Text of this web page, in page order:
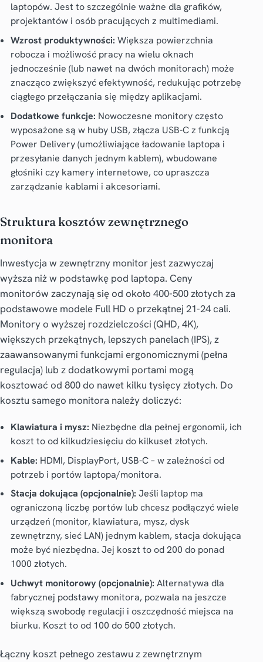
laptopów. Jest to szczególnie ważne dla grafików,
projektantów i osób pracujących z multimediami.
Wzrost produktywności: Większa powierzchnia
robocza i możliwość pracy na wielu oknach
jednocześnie (lub nawet na dwóch monitorach) może
znacząco zwiększyć efektywność, redukując potrzebę
ciągłego przełączania się między aplikacjami.
Dodatkowe funkcje: Nowoczesne monitory często
wyposażone są w huby USB, złącza USB-C z funkcją
Power Delivery (umożliwiające ładowanie laptopa i
przesyłanie danych jednym kablem), wbudowane
głośniki czy kamery internetowe, co upraszcza
zarządzanie kablami i akcesoriami.
Struktura kosztów zewnętrznego
monitora
Inwestycja w zewnętrzny monitor jest zazwyczaj
wyższa niż w podstawkę pod laptopa. Ceny
monitorów zaczynają się od około 400-500 złotych za
podstawowe modele Full HD o przekątnej 21-24 cali.
Monitory o wyższej rozdzielczości (QHD, 4K),
większych przekątnych, lepszych panelach (IPS), z
zaawansowanymi funkcjami ergonomicznymi (pełna
regulacja) lub z dodatkowymi portami mogą
kosztować od 800 do nawet kilku tysięcy złotych. Do
kosztu samego monitora należy doliczyć:
Klawiatura i mysz: Niezbędne dla pełnej ergonomii, ich
koszt to od kilkudziesięciu do kilkuset złotych.
Kable: HDMI, DisplayPort, USB-C – w zależności od
potrzeb i portów laptopa/monitora.
Stacja dokująca (opcjonalnie): Jeśli laptop ma
ograniczoną liczbę portów lub chcesz podłączyć wiele
urządzeń (monitor, klawiatura, mysz, dysk
zewnętrzny, sieć LAN) jednym kablem, stacja dokująca
może być niezbędna. Jej koszt to od 200 do ponad
1000 złotych.
Uchwyt monitorowy (opcjonalnie): Alternatywa dla
fabrycznej podstawy monitora, pozwala na jeszcze
większą swobodę regulacji i oszczędność miejsca na
biurku. Koszt to od 100 do 500 złotych.
Łączny koszt pełnego zestawu z zewnętrznym